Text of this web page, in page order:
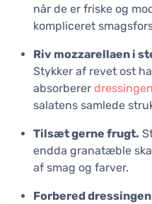
når de er friske og
kompliceret
Riv mozzarellaen i
Stykker af revet ost
absorberer dressingen
salatens samlede
Tilsæt gerne frugt.
endda granatæble
af smag og farver.
Forbered